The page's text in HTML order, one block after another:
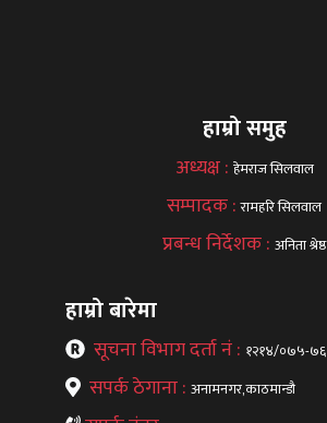
हाम्रो समुह
अध्यक्ष : हेमराज सिलवाल
सम्पादक :रामहरि सिलवाल
प्रबन्ध निर्देशक : अनिता श्रेष्ठ
हाम्रो बारेमा
सूचना विभाग दर्ता नं : १२१४/०७५-७६
सपर्क ठेगाना : अनामनगर,काठमान्डौ